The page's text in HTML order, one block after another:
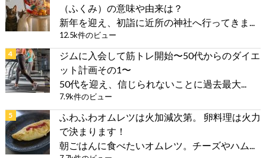
（ふくみ）の意味や由来は？
新年を迎え、初詣に近所の神社へ行ってきま...
12.5k件のビュー
ジムに入会して筋トレ開始〜50代からのダイエ
ット計画その1〜
50代を迎え、信じられないことに過去最大...
7.9k件のビュー
ふわふわオムレツは火加減次第。 卵料理は火力
で決まります！
朝ごはんに食べたいオムレツ。チーズやハム...